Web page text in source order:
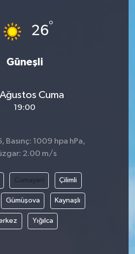
26°
Güneşli
Cuma
19:00
Basınç: 1009 hpa hPa,
2.00 m/s
Cumayeri Çilimli
Gümüşova Kaynaşlı
Yığılca